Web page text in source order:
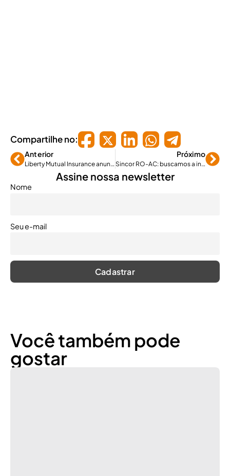
Compartilhe no:
Anterior
Liberty Mutual Insurance anuncia dois novos executivos
Próximo
Sincor RO-AC: buscamos a integração nacional através do Fórum
Assine nossa newsletter
Nome
Seu e-mail
Você também pode
gostar